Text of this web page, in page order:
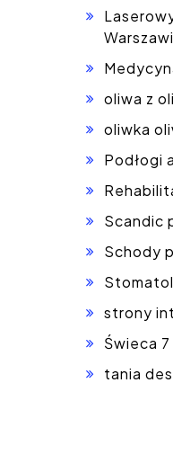
oliwa z
oliwka
Podłogi
Scandic
Schody
strony
Świeca
tania